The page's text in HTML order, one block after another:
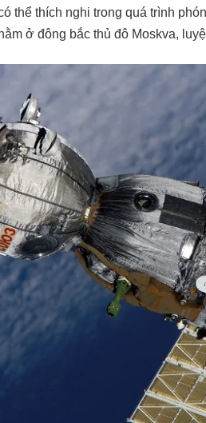
thể thích nghi trong quá trình
ở đông bắc thủ đô Moskva,